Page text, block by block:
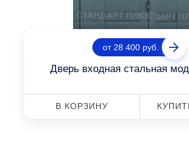
от 28 400 руб.
Дверь входная стальная
В КОРЗИНУ